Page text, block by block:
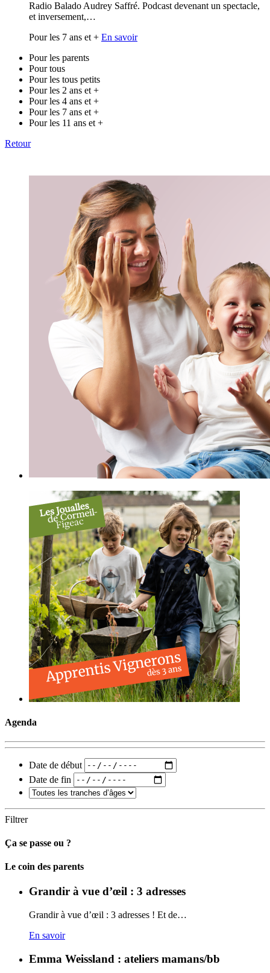
Radio Balado Audrey Saffré. Podcast devenant un spectacle,
et inversement,…
Pour les 7 ans et + En savoir
Pour les parents
Pour tous
Pour les tous petits
Pour les 2 ans et +
Pour les 4 ans et +
Pour les 7 ans et +
Pour les 11 ans et +
Retour
Agenda
Date de début
Date de fin
Filtrer
Ça se passe ou ?
Carto
Le coin des parents
Grandir à vue d’œil : 3 adresses
Grandir à vue d’œil : 3 adresses ! Et de…
En savoir
Emma Weissland : ateliers mamans/bb